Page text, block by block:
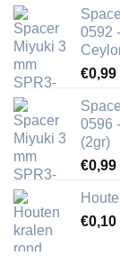
0592
€0,99
0596
(2gr)
€0,99
€0,10